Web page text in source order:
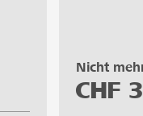
Nicht
CHF